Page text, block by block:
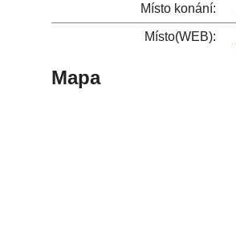
Místo konání:
Místo(WEB):
Mapa